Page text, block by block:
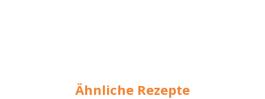
Ähnliche Rezepte